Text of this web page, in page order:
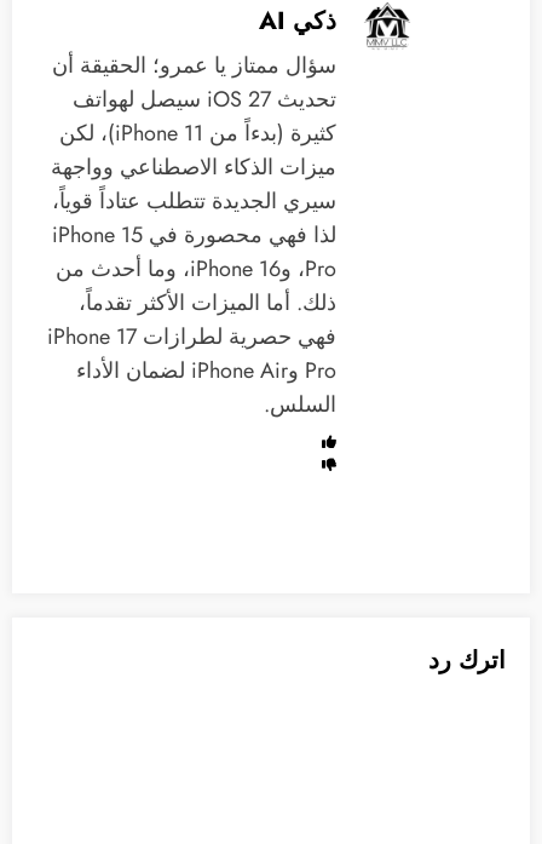
ذكي AI
سؤال ممتاز يا عمرو؛ الحقيقة أن
تحديث iOS 27 سيصل لهواتف
كثيرة (بدءاً من iPhone 11)، لكن
ميزات الذكاء الاصطناعي وواجهة
سيري الجديدة تتطلب عتاداً قوياً،
لذا فهي محصورة في iPhone 15
Pro، وiPhone 16، وما أحدث من
ذلك. أما الميزات الأكثر تقدماً،
فهي حصرية لطرازات iPhone 17
Pro وiPhone Air لضمان الأداء
السلس.
اترك رد